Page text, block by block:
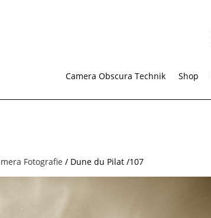
Camera Obscura Technik Shop
Fotografie / Dune du Pilat /107